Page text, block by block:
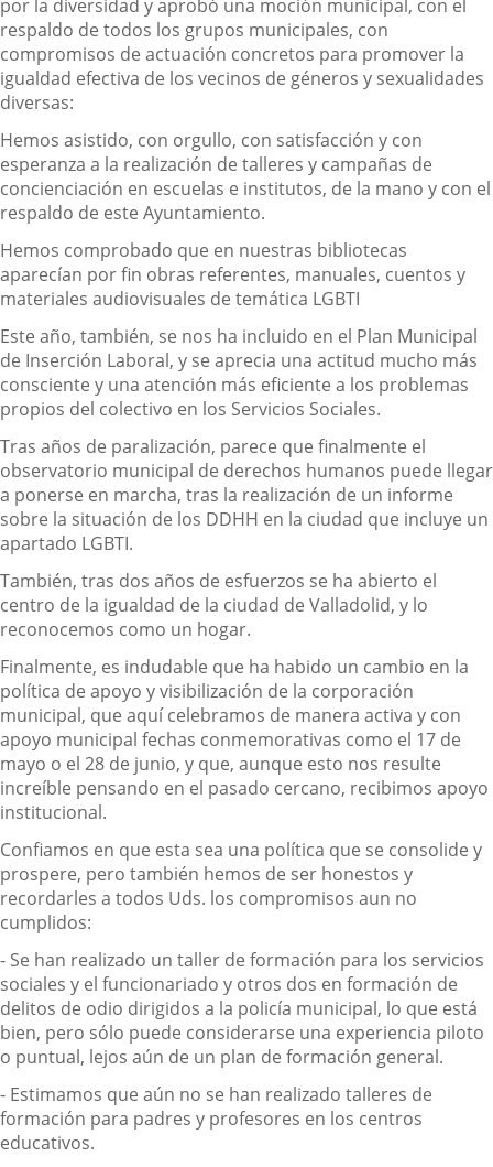
por la diversidad y aprobó una moción municipal, con el
respaldo de todos los grupos municipales, con
compromisos de actuación concretos para promover la
igualdad efectiva de los vecinos de géneros y sexualidades
diversas:
Hemos asistido, con orgullo, con satisfacción y con
esperanza a la realización de talleres y campañas de
concienciación en escuelas e institutos, de la mano y con el
respaldo de este Ayuntamiento.
Hemos comprobado que en nuestras bibliotecas
aparecían por fin obras referentes, manuales, cuentos y
materiales audiovisuales de temática LGBTI
Este año, también, se nos ha incluido en el Plan Municipal
de Inserción Laboral, y se aprecia una actitud mucho más
consciente y una atención más eficiente a los problemas
propios del colectivo en los Servicios Sociales.
Tras años de paralización, parece que finalmente el
observatorio municipal de derechos humanos puede llegar
a ponerse en marcha, tras la realización de un informe
sobre la situación de los DDHH en la ciudad que incluye un
apartado LGBTI.
También, tras dos años de esfuerzos se ha abierto el
centro de la igualdad de la ciudad de Valladolid, y lo
reconocemos como un hogar.
Finalmente, es indudable que ha habido un cambio en la
política de apoyo y visibilización de la corporación
municipal, que aquí celebramos de manera activa y con
apoyo municipal fechas conmemorativas como el 17 de
mayo o el 28 de junio, y que, aunque esto nos resulte
increíble pensando en el pasado cercano, recibimos apoyo
institucional.
Confiamos en que esta sea una política que se consolide y
prospere, pero también hemos de ser honestos y
recordarles a todos Uds. los compromisos aun no
cumplidos:
- Se han realizado un taller de formación para los servicios
sociales y el funcionariado y otros dos en formación de
delitos de odio dirigidos a la policía municipal, lo que está
bien, pero sólo puede considerarse una experiencia piloto
o puntual, lejos aún de un plan de formación general.
- Estimamos que aún no se han realizado talleres de
formación para padres y profesores en los centros
educativos.